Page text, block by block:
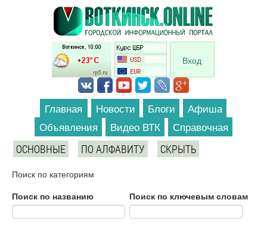
Перейти к основному содержанию
Вход
Главная Новости Блоги
Афиша
Объявления
Видео ВТК Справочная
ОСНОВНЫЕ ПО АЛФАВИТУ СКРЫТЬ
Поиск по категориям
Поиск по названию
Поиск по ключевым словам